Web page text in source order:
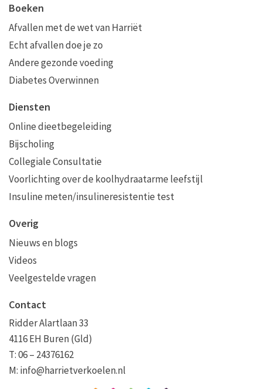
Boeken
Afvallen met de wet van Harriët
Echt afvallen doe je zo
Andere gezonde voeding
Diabetes Overwinnen
Diensten
Online dieetbegeleiding
Bijscholing
Collegiale Consultatie
Voorlichting over de koolhydraatarme leefstijl
Insuline meten/insulineresistentie test
Overig
Nieuws en blogs
Videos
Veelgestelde vragen
Contact
Ridder Alartlaan 33
4116 EH Buren (Gld)
T: 06 – 24376162
M: info@harrietverkoelen.nl